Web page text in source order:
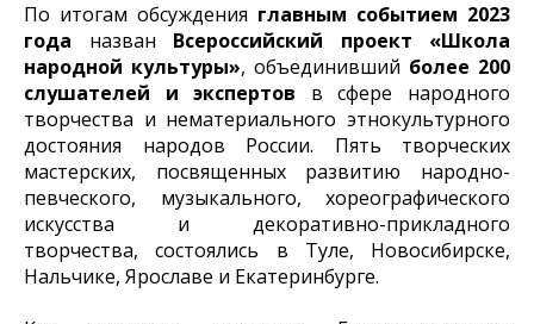
По итогам обсуждения главным событием 2023
года назван Всероссийский проект «Школа
народной культуры», объединивший более 200
слушателей и экспертов в сфере народного
творчества и нематериального этнокультурного
достояния народов России. Пять творческих
мастерских, посвященных развитию народно-
певческого, музыкального, хореографического
искусства и декоративно-прикладного
творчества, состоялись в Туле, Новосибирске,
Нальчике, Ярославе и Екатеринбурге.